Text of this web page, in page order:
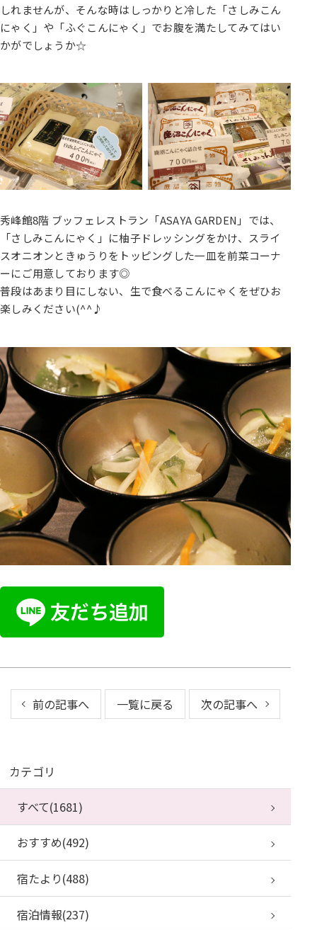
しれませんが、そんな時はしっかりと冷した「さしみこん
にゃく」や「ふぐこんにゃく」でお腹を満たしてみてはい
かがでしょうか☆
秀峰館8階 ブッフェレストラン「ASAYA GARDEN」では、
「さしみこんにゃく」に柚子ドレッシングをかけ、スライ
スオニオンときゅうりをトッピングした一皿を前菜コーナ
ーにご用意しております◎
普段はあまり目にしない、生で食べるこんにゃくをぜひお
楽しみください(^^♪
前の記事へ 一覧に戻る 次の記事へ
カテゴリ
すべて(1681)
おすすめ(492)
宿たより(488)
宿泊情報(237)